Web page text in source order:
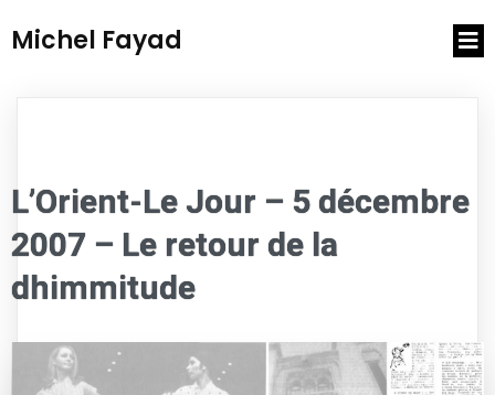
Michel Fayad
L’Orient-Le Jour – 5 décembre
2007 – Le retour de la
dhimmitude